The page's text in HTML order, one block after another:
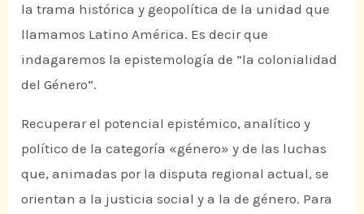
la trama histórica y geopolítica de la unidad que
llamamos Latino América. Es decir que
indagaremos la epistemología de “la colonialidad
del Género”.
Recuperar el potencial epistémico, analítico y
político de la categoría «género» y de las luchas
que, animadas por la disputa regional actual, se
orientan a la justicia social y a la de género. Para